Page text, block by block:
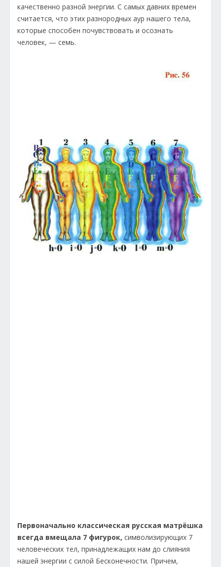
качественно разной энергии. С самых давних времен
считается, что этих разнородных аур нашего тела,
которые способен почувствовать и осознать
человек, — семь.
Первоначально классическая русская матрёшка
всегда вмещала 7 фигурок, символизирующих 7
человеческих тел, принадлежащих нам до слияния
нашей энергии с силой Бесконечности. Причем,